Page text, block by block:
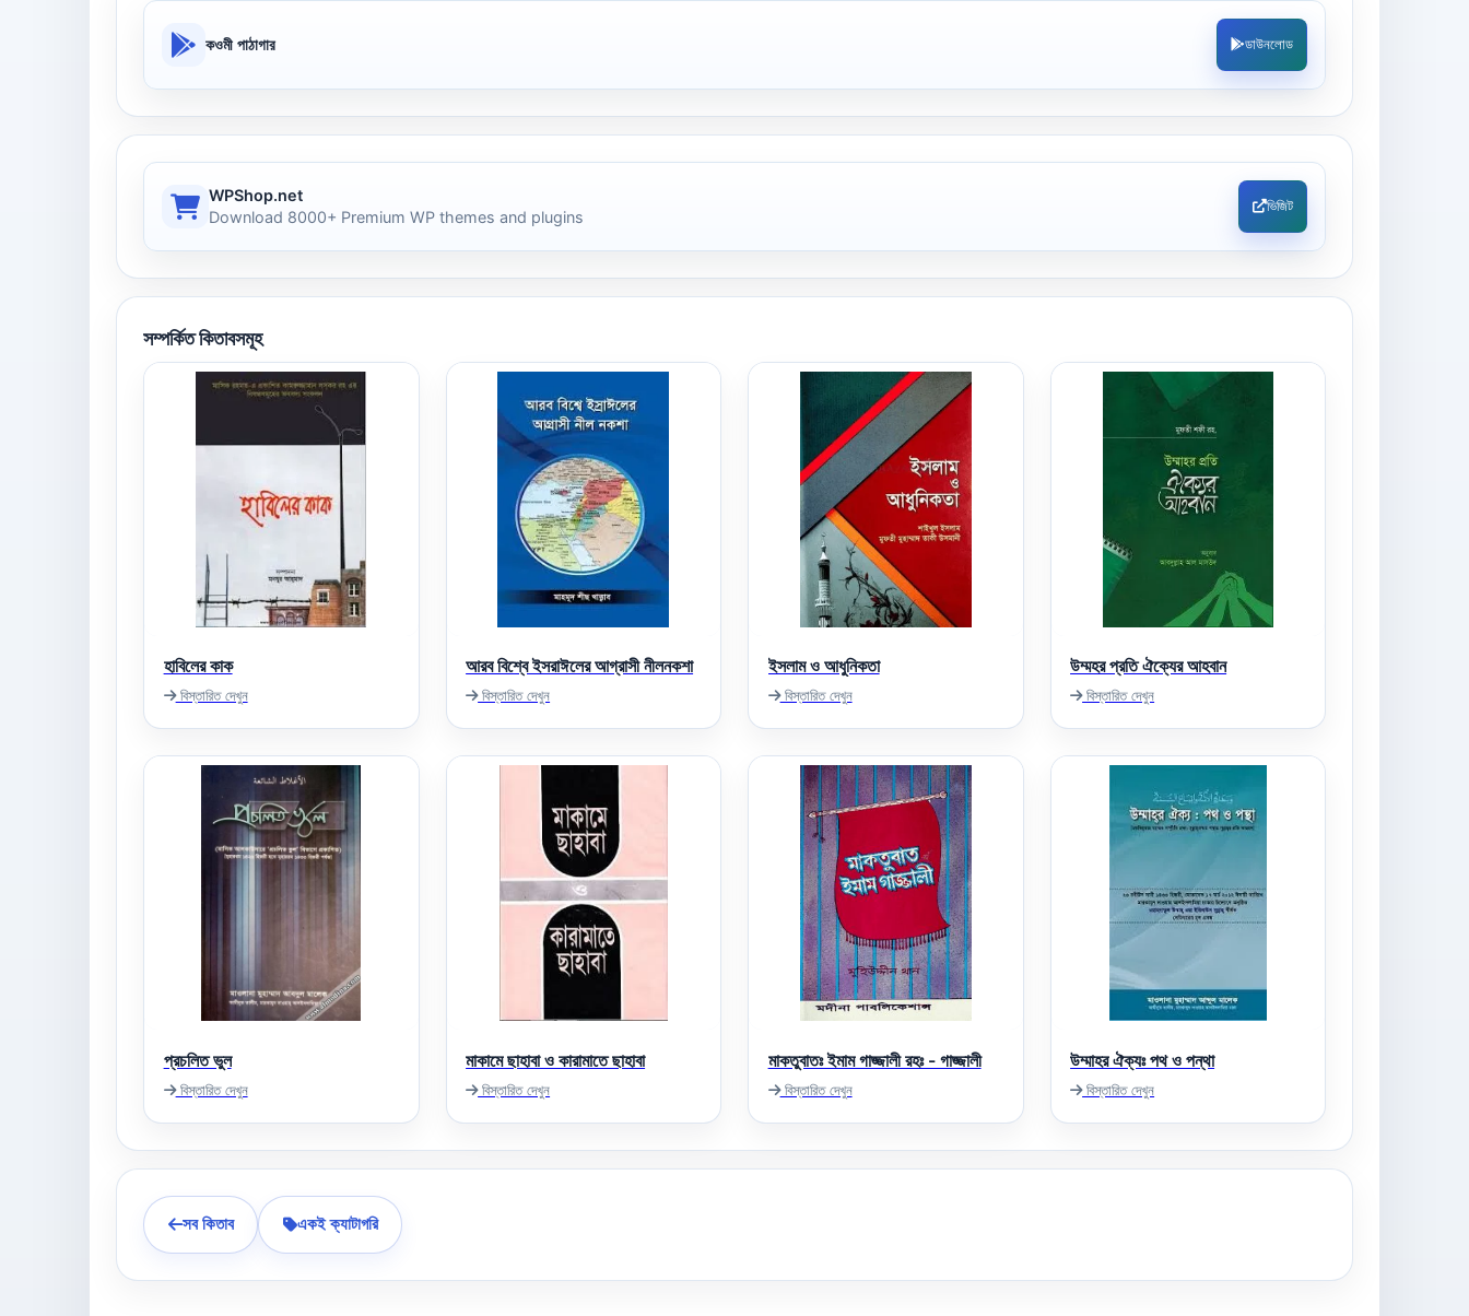
কওমী পাঠাগার ডাউনলোড
WPShop.net
Download 8000+ Premium WP themes and plugins
ভিজিট
সম্পর্কিত কিতাবসমূহ
হাবিলের কাক
বিস্তারিত দেখুন
আরব বিশ্বে ইসরাঈলের আগ্রাসী নীলনকশা
বিস্তারিত দেখুন
ইসলাম ও আধুনিকতা
বিস্তারিত দেখুন
উম্মহর প্রতি ঐক্যের আহবান
বিস্তারিত দেখুন
প্রচলিত ভুল
বিস্তারিত দেখুন
মাকামে ছাহাবা ও কারামাতে ছাহাবা
বিস্তারিত দেখুন
মাকতুবাতঃ ইমাম গাজ্জালী রহঃ - গাজ্জালী
বিস্তারিত দেখুন
উম্মাহর ঐক্যঃ পথ ও পন্থা
বিস্তারিত দেখুন
সব কিতাব একই ক্যাটাগরি